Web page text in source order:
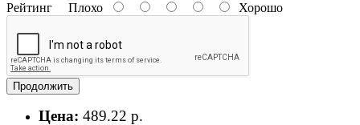
Рейтинг Плохо Хорошо
Продолжить
Цена: 489.22 р.